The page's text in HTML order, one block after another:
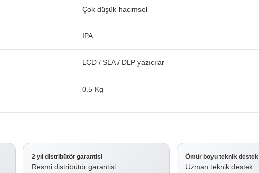
Çok düşük hacimsel
IPA
LCD / SLA / DLP yazıcılar
0.5 Kg
2 yıl distribütör garantisi
Resmi distribütör garantisi.
Ömür boyu teknik destek
Uzman teknik destek.